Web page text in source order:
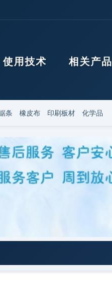
使用技术 相关产品
条 橡皮布 印刷板材 化学品